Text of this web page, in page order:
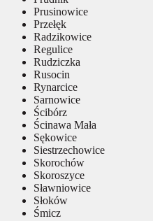
Prusinowice
Przełęk
Radzikowice
Regulice
Rudziczka
Rusocin
Rynarcice
Sarnowice
Ścibórz
Ścinawa Mała
Sękowice
Siestrzechowice
Skorochów
Skoroszyce
Sławniowice
Słoków
Śmicz